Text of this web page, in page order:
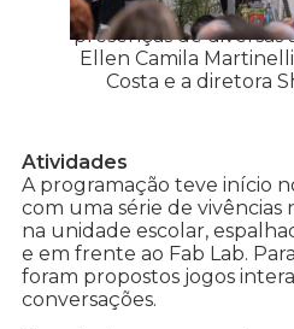
A cerimônia oficial
presenças de diversas
Ellen Camila
Costa e a diretora
Atividades
A programação teve início
com uma série de vivências
na unidade escolar,
e em frente ao Fab Lab.
foram propostos jogos
conversações.